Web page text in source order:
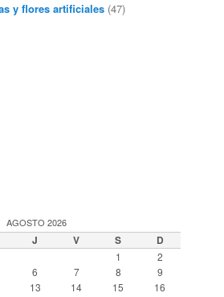
y flores artificiales (47)
AGOSTO 2026
J V S D
1
2
6 7 8
9
13 14 15
16